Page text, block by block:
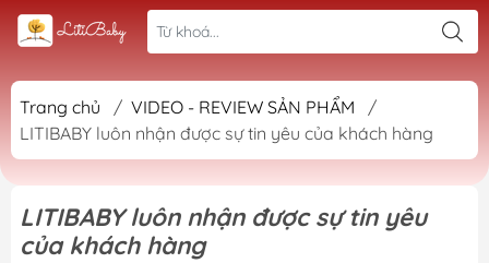
Trang chủ / VIDEO - REVIEW SẢN PHẨM
/
LITIBABY luôn nhận được sự tin yêu của khách hàng
LITIBABY luôn nhận được sự tin yêu
của khách hàng